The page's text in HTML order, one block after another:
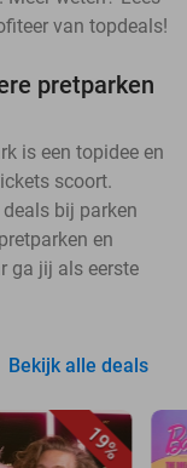
van topdeals!
pretparken
is een topidee en
scoort.
bij parken
en
ga jij als eerste
Bekijk alle deals
19%